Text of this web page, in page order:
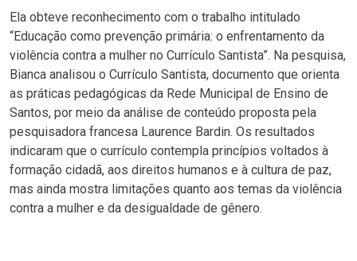
Ela obteve reconhecimento com o trabalho intitulado
“Educação como prevenção primária: o enfrentamento da
violência contra a mulher no Currículo Santista”. Na pesquisa,
Bianca analisou o Currículo Santista, documento que orienta
as práticas pedagógicas da Rede Municipal de Ensino de
Santos, por meio da análise de conteúdo proposta pela
pesquisadora francesa Laurence Bardin. Os resultados
indicaram que o currículo contempla princípios voltados à
formação cidadã, aos direitos humanos e à cultura de paz,
mas ainda mostra limitações quanto aos temas da violência
contra a mulher e da desigualdade de gênero.